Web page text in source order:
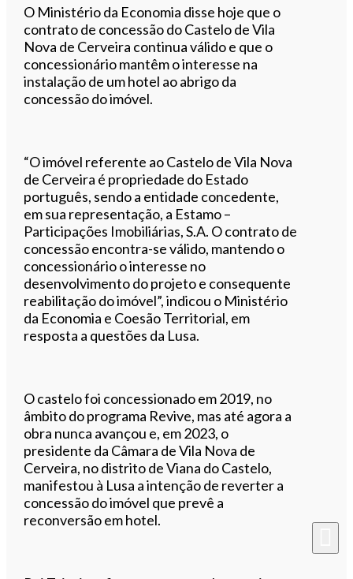
Ouvir este artigo
O Ministério da Economia disse hoje que o
contrato de concessão do Castelo de Vila
Nova de Cerveira continua válido e que o
concessionário mantêm o interesse na
instalação de um hotel ao abrigo da
concessão do imóvel.
“O imóvel referente ao Castelo de Vila Nova
de Cerveira é propriedade do Estado
português, sendo a entidade concedente,
em sua representação, a Estamo –
Participações Imobiliárias, S.A. O contrato de
concessão encontra-se válido, mantendo o
concessionário o interesse no
desenvolvimento do projeto e consequente
reabilitação do imóvel”, indicou o Ministério
da Economia e Coesão Territorial, em
resposta a questões da Lusa.
O castelo foi concessionado em 2019, no
âmbito do programa Revive, mas até agora a
obra nunca avançou e, em 2023, o
presidente da Câmara de Vila Nova de
Cerveira, no distrito de Viana do Castelo,
manifestou à Lusa a intenção de reverter a
concessão do imóvel que prevê a
reconversão em hotel.